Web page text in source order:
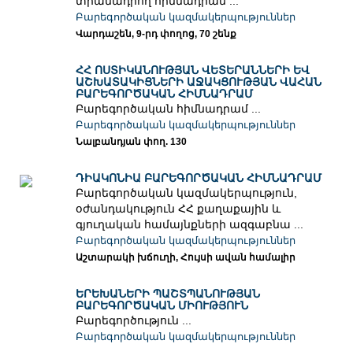
Բարեգործական կազմակերպություններ
Վարդաշեն, 9-րդ փողոց, 70 շենք
ՀՀ ՈՍՏԻԿԱՆՈՒԹՅԱՆ ՎԵՏԵՐԱՆՆԵՐԻ ԵՎ
ԱՇԽԱՏԱԿԻՑՆԵՐԻ ԱՋԱԿՑՈՒԹՅԱՆ ՎԱՀԱՆ
ԲԱՐԵԳՈՐԾԱԿԱՆ ՀԻՄՆԱԴՐԱՄ
Բարեգործական հիմնադրամ ...
Բարեգործական կազմակերպություններ
Նալբանդյան փող. 130
ԴԻԱԿՈՆԻԱ ԲԱՐԵԳՈՐԾԱԿԱՆ ՀԻՄՆԱԴՐԱՄ
Բարեգործական կազմակերպություն,
օժանդակություն ՀՀ քաղաքային և
գյուղական համայնքների ազգաբնա ...
Բարեգործական կազմակերպություններ
Աշտարակի խճուղի, Հույսի ավան համալիր
ԵՐԵԽԱՆԵՐԻ ՊԱՇՏՊԱՆՈՒԹՅԱՆ
ԲԱՐԵԳՈՐԾԱԿԱՆ ՄԻՈՒԹՅՈՒՆ
Բարեգործություն ...
Բարեգործական կազմակերպություններ